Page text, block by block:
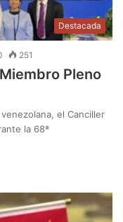
Destacada
251
Pleno
el Canciller
la 68ª